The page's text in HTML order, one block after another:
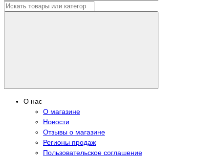
О нас
О магазине
Новости
Отзывы о магазине
Регионы продаж
Пользовательское соглашение